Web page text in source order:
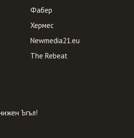
Фабер
Хермес
Newmedia21.eu
The Rebeat
Ъгъл!